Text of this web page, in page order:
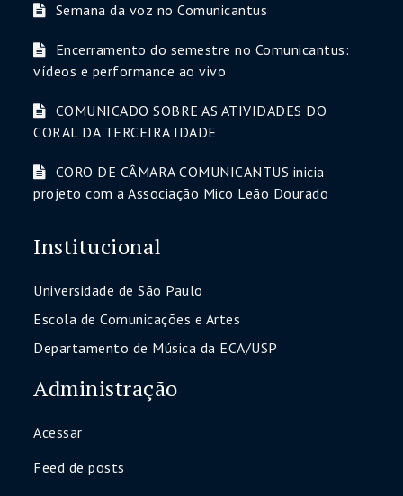
Semana da voz no Comunicantus
Encerramento do semestre no Comunicantus:
vídeos e performance ao vivo
COMUNICADO SOBRE AS ATIVIDADES DO
CORAL DA TERCEIRA IDADE
CORO DE CÂMARA COMUNICANTUS inicia
projeto com a Associação Mico Leão Dourado
Institucional
Universidade de São Paulo
Escola de Comunicações e Artes
Departamento de Música da ECA/USP
Administração
Acessar
Feed de posts